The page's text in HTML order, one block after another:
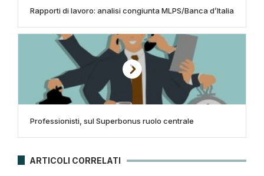
Rapporti di lavoro: analisi congiunta MLPS/Banca d’Italia
Professionisti, sul Superbonus ruolo centrale
ARTICOLI CORRELATI